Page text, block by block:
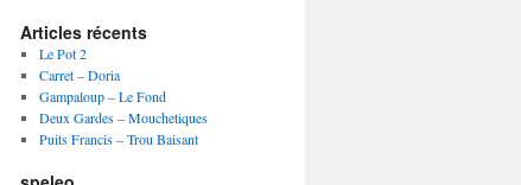
Articles récents
Le Pot 2
Carret – Doria
Gampaloup – Le Fond
Deux Gardes – Mouchetiques
Puits Francis – Trou Baisant